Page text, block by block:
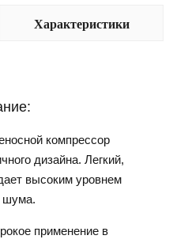
Характеристики
компрессор
дизайна. Легкий,
высоким уровнем
шума.
применение в